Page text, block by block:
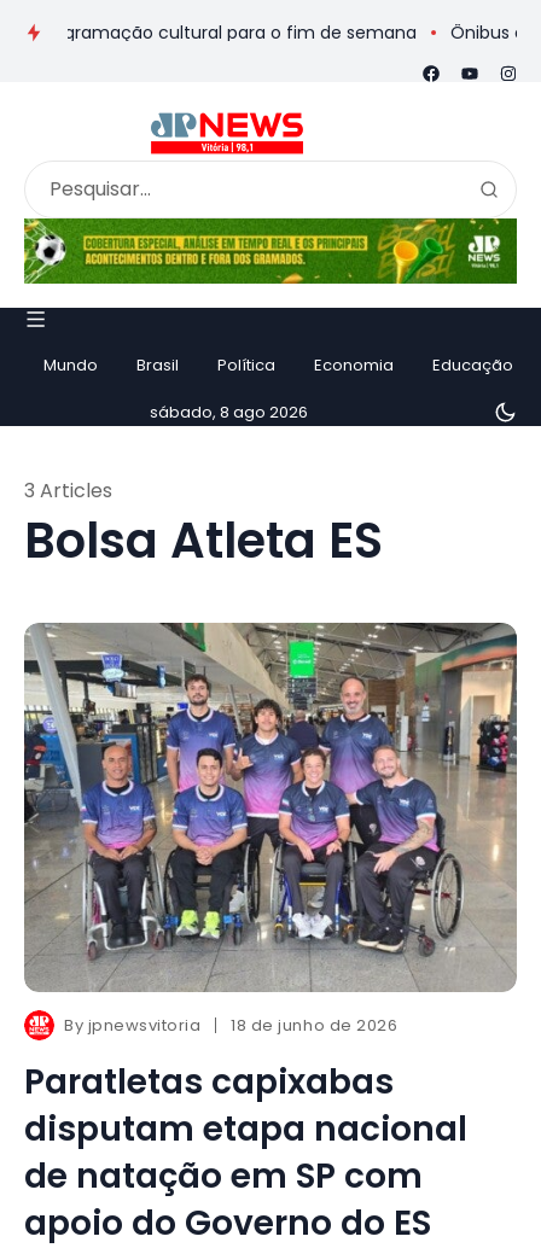
cultural para o fim de semana Ônibus de
Mundo Brasil Política Economia Educação
sábado, 8 ago 2026
Bolsa Atleta ES
3 Articles
By jpnewsvitoria 18 de junho de 2026
Paratletas capixabas
disputam etapa nacional
de natação em SP com
apoio do Governo do ES